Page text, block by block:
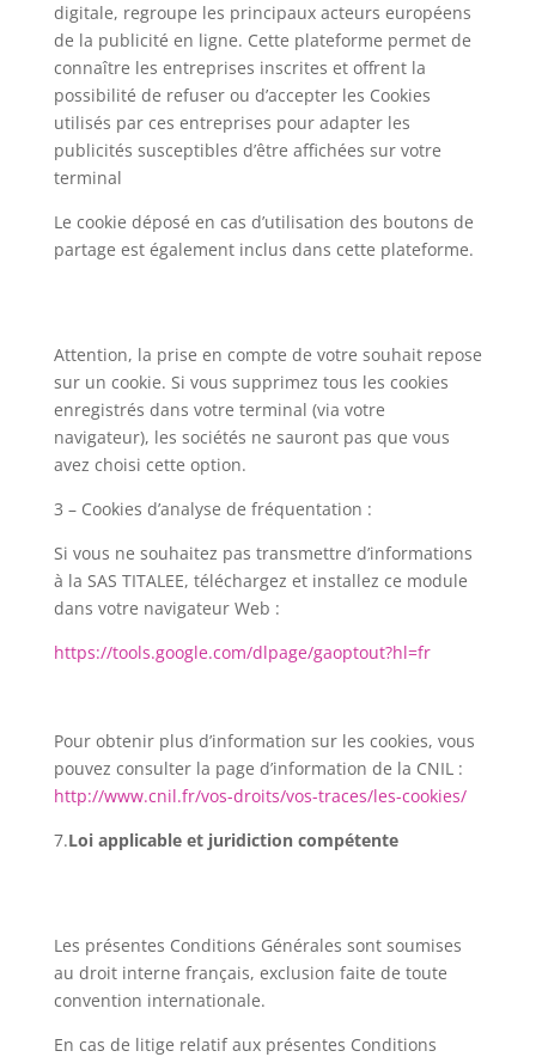
digitale, regroupe les principaux acteurs européens
de la publicité en ligne. Cette plateforme permet de
connaître les entreprises inscrites et offrent la
possibilité de refuser ou d’accepter les Cookies
utilisés par ces entreprises pour adapter les
publicités susceptibles d’être affichées sur votre
terminal
Le cookie déposé en cas d’utilisation des boutons de
partage est également inclus dans cette plateforme.
Attention, la prise en compte de votre souhait repose
sur un cookie. Si vous supprimez tous les cookies
enregistrés dans votre terminal (via votre
navigateur), les sociétés ne sauront pas que vous
avez choisi cette option.
3 – Cookies d’analyse de fréquentation :
Si vous ne souhaitez pas transmettre d’informations
à la SAS TITALEE, téléchargez et installez ce module
dans votre navigateur Web :
https://tools.google.com/dlpage/gaoptout?hl=fr
Pour obtenir plus d’information sur les cookies, vous
pouvez consulter la page d’information de la CNIL :
http://www.cnil.fr/vos-droits/vos-traces/les-cookies/
7.Loi applicable et juridiction compétente
Les présentes Conditions Générales sont soumises
au droit interne français, exclusion faite de toute
convention internationale.
En cas de litige relatif aux présentes Conditions